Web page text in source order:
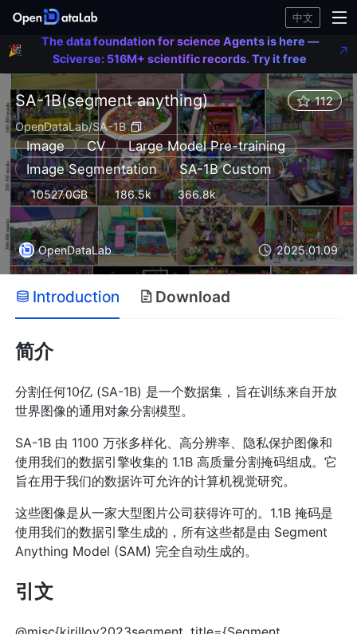
🎉
Try it
🎉
The data foundation for science Agents is here —
Sciverse: 516M+ scientific records. Try it free
中文
SA-1B(segment anything)
112
OpenDataLab/SA-1B
Image CV
Large Model Pre-training
Image Segmentation
SA-1B Custom
10527.0GB 186.5k 366.8k
OpenDataLab 2025.01.09
Introduction Download
简介
分割任何10亿 (SA-1B) 是一个数据集，旨在训练来自开放
世界图像的通用对象分割模型。
SA-1B 由 1100 万张多样化、高分辨率、隐私保护图像和
使用我们的数据引擎收集的 1.1B 高质量分割掩码组成。它
旨在用于我们的数据许可允许的计算机视觉研究。
这些图像是从一家大型图片公司获得许可的。1.1B 掩码是
使用我们的数据引擎生成的，所有这些都是由 Segment
Anything Model (SAM) 完全自动生成的。
引文